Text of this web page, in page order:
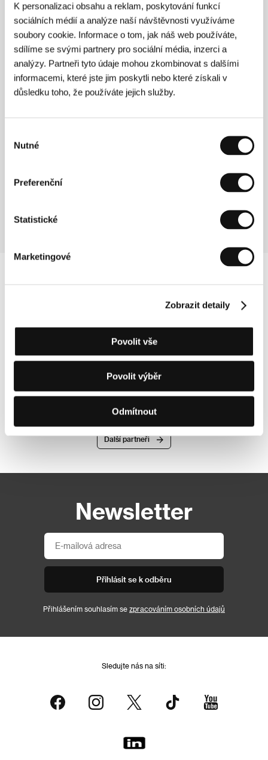
K personalizaci obsahu a reklam, poskytování funkcí
sociálních médií a analýze naší návštěvnosti využíváme
soubory cookie. Informace o tom, jak náš web používáte,
sdílíme se svými partnery pro sociální média, inzerci a
analýzy. Partneři tyto údaje mohou zkombinovat s dalšími
informacemi, které jste jim poskytli nebo které získali v
důsledku toho, že používáte jejich služby.
souhlasu
Nutné
Preferenční
Statistické
Marketingové
Zobrazit detaily
Povolit vše
Povolit výběr
Odmítnout
Rudl
(Sack Barrow)
Režie: Ben Rivers / Velká Británie, 2010, 20 min
Sekce:Pocta Benu Riversovi
Růžový šum
(Ruido Rosa)
Režie: Shahram Mokri / Írán, 2013, 134 min
Další partneři
Newsletter
Přihlásit se k odběru
Přihlášením souhlasím se zpracováním osobních údajů
Sledujte nás na síti: